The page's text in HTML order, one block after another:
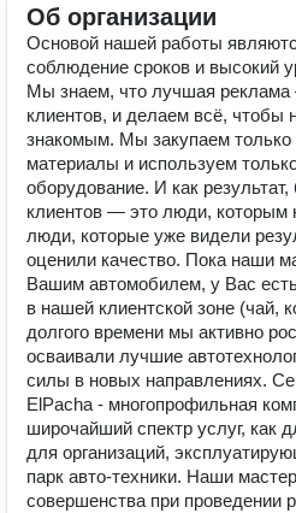
Об организации
Основой нашей работы
соблюдение сроков и высокий
Мы знаем, что лучшая реклама
клиентов, и делаем всё, чтобы
знакомым. Мы закупаем только
материалы и используем
оборудование. И как
клиентов — это люди, которым
люди, которые уже видели
оценили качество. Пока наши
Вашим автомобилем, у Вас
в нашей клиентской зоне (чай,
долгого времени мы активно
осваивали лучшие
силы в новых направлениях.
ElPacha - многопрофильная
широчайший спектр услуг, как
для организаций,
парк авто-техники. Наши
совершенства при проведении